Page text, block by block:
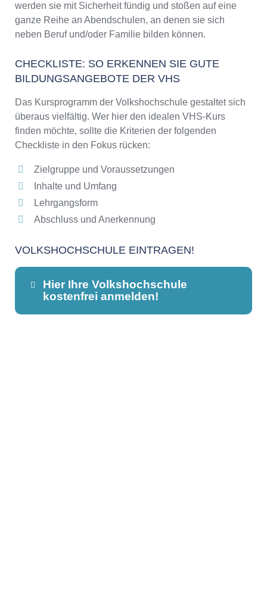
werden sie mit Sicherheit fündig und stoßen auf eine
ganze Reihe an Abendschulen, an denen sie sich
neben Beruf und/oder Familie bilden können.
CHECKLISTE: SO ERKENNEN SIE GUTE
BILDUNGSANGEBOTE DER VHS
Das Kursprogramm der Volkshochschule gestaltet sich
überaus vielfältig. Wer hier den idealen VHS-Kurs
finden möchte, sollte die Kriterien der folgenden
Checkliste in den Fokus rücken:
Zielgruppe und Voraussetzungen
Inhalte und Umfang
Lehrgangsform
Abschluss und Anerkennung
VOLKSHOCHSCHULE EINTRAGEN!
Hier Ihre Volkshochschule
kostenfrei anmelden!